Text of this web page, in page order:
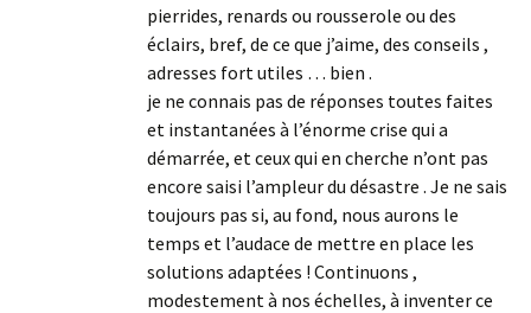
pierrides, renards ou rousserole ou des
éclairs, bref, de ce que j’aime, des conseils ,
adresses fort utiles … bien .
je ne connais pas de réponses toutes faites
et instantanées à l’énorme crise qui a
démarrée, et ceux qui en cherche n’ont pas
encore saisi l’ampleur du désastre . Je ne sais
toujours pas si, au fond, nous aurons le
temps et l’audace de mettre en place les
solutions adaptées ! Continuons ,
modestement à nos échelles, à inventer ce